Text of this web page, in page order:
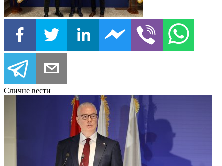
Сличне вести